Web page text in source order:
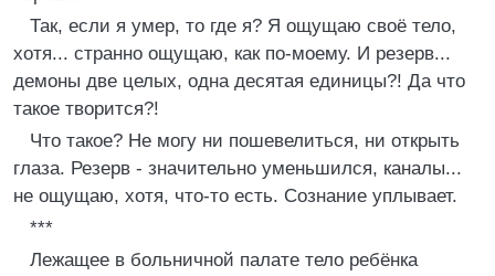
Так, если я умер, то где я? Я ощущаю своё тело,
хотя... странно ощущаю, как по-моему. И резерв...
демоны две целых, одна десятая единицы?! Да что
такое творится?!
Что такое? Не могу ни пошевелиться, ни открыть
глаза. Резерв - значительно уменьшился, каналы...
не ощущаю, хотя, что-то есть. Сознание уплывает.
***
Лежащее в больничной палате тело ребёнка